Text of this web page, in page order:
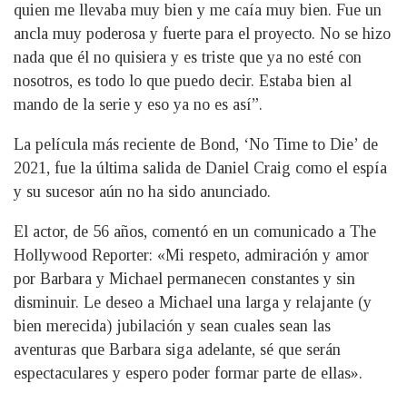
quien me llevaba muy bien y me caía muy bien. Fue un
ancla muy poderosa y fuerte para el proyecto. No se hizo
nada que él no quisiera y es triste que ya no esté con
nosotros, es todo lo que puedo decir. Estaba bien al
mando de la serie y eso ya no es así”.
La película más reciente de Bond, ‘No Time to Die’ de
2021, fue la última salida de Daniel Craig como el espía
y su sucesor aún no ha sido anunciado.
El actor, de 56 años, comentó en un comunicado a The
Hollywood Reporter: «Mi respeto, admiración y amor
por Barbara y Michael permanecen constantes y sin
disminuir. Le deseo a Michael una larga y relajante (y
bien merecida) jubilación y sean cuales sean las
aventuras que Barbara siga adelante, sé que serán
espectaculares y espero poder formar parte de ellas».